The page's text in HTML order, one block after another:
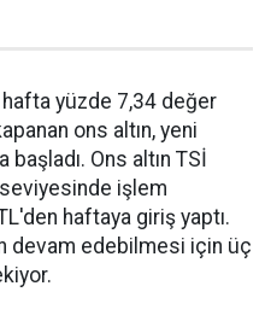
yüzde 7,34 değer
ons altın, yeni
başladı. Ons altın TSİ
işlem
haftaya giriş yaptı.
devam edebilmesi için üç